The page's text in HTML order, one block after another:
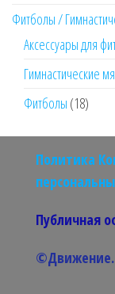
Фитболы /
Аксессуары для
Гимнастические
Фитболы 1818
Политика
Публичная
©Движение.